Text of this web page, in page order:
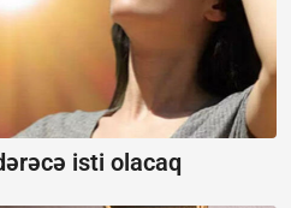
isti olacaq